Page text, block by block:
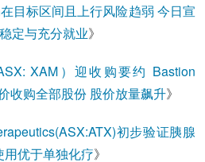
目标区间且上行风险趋弱 今日宣
定与充分就业》
XAM）迎收购要约 Bastion
收购全部股份 股价放量飙升》
初步验证胰腺
优于单独化疗》